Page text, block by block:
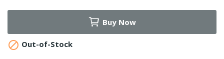
Buy Now
 Out-of-Stock